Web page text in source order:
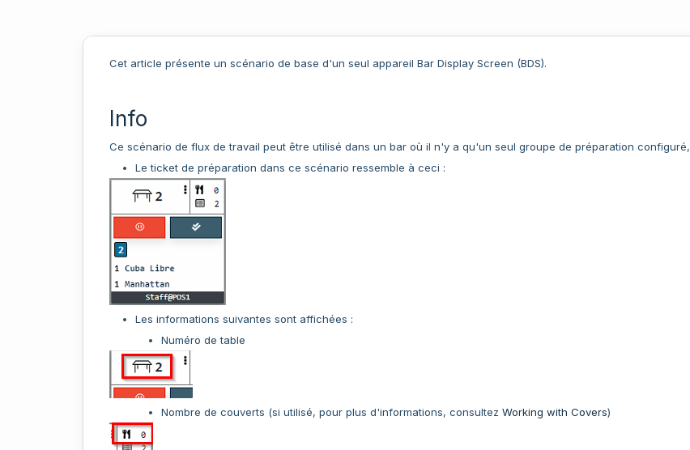
Cet article présente un scénario de base d'un seul appareil Bar Display Screen (BDS).
Info
Ce scénario de flux de travail peut être utilisé dans un bar où il n'y a qu'un seul groupe de préparation configuré,
Le ticket de préparation dans ce scénario ressemble à ceci :
Les informations suivantes sont affichées :
Numéro de table
Nombre de couverts (si utilisé, pour plus d'informations, consultez Working with Covers)